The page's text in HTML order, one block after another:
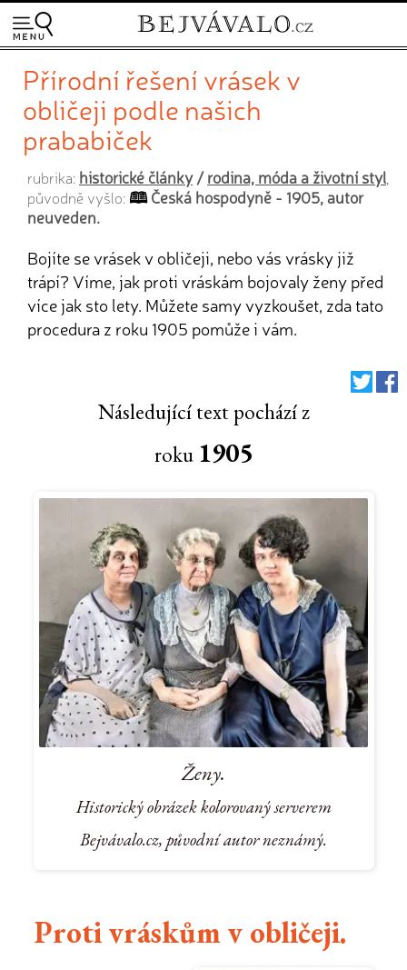
Přírodní řešení vrásek v
obličeji podle našich
prababiček
rubrika: historické články/rodina, móda a životní styl
původně vyšlo:
Česká hospodyně - 1905, autor
neuveden.
Bojíte se vrásek v obličeji, nebo vás vrásky již
trápí? Víme, jak proti vráskám bojovaly ženy před
více jak sto lety. Můžete samy vyzkoušet, zda tato
procedura z roku 1905 pomůže i vám.
Následující text pochází z
roku 1905
Ženy.
Historický obrázek kolorovaný serverem
Bejvávalo.cz, původní autor neznámý.
Proti vráskům v obličeji.